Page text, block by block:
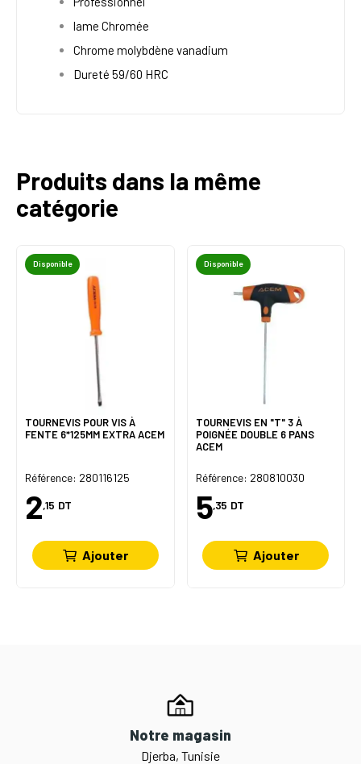
lame Chromée
Chrome molybdène vanadium
Dureté 59/60 HRC
Produits dans la même
catégorie
Disponible
TOURNEVIS POUR VIS À
FENTE 6*125MM EXTRA ACEM
Référence: 280116125
2,15 DT
Ajouter
Disponible
TOURNEVIS EN "T" 3 À
POIGNÉE DOUBLE 6 PANS
ACEM
Référence: 280810030
5,35 DT
Ajouter
Notre magasin
Djerba, Tunisie